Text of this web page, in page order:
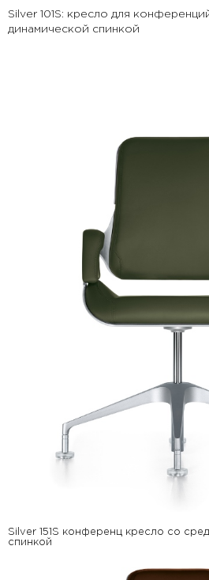
Silver 101S: кресло для
динамической спинкой
Silver 151S конференц кресло со
спинкой